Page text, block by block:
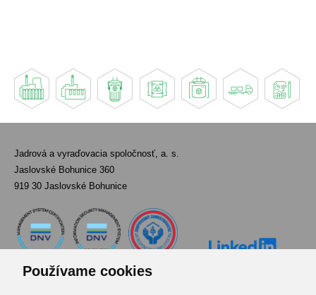
Používame cookies
Jadrová a vyraďovacia spoločnosť, a. s.
Jaslovské Bohunice 360
919 30 Jaslovské Bohunice